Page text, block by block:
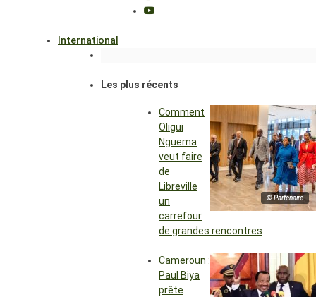
International
Les plus récents
© Partenaire
Comment
Oligui
Nguema
veut faire
de
Libreville
un
carrefour
de grandes rencontres
Cameroun :
Paul Biya
prête